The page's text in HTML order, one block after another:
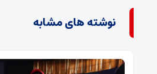
نوشته های مشابه